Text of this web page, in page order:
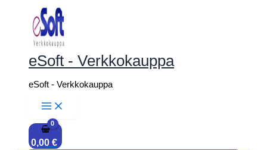
sisältöön
eSoft - Verkkokauppa
eSoft - Verkkokauppa
0,00 €